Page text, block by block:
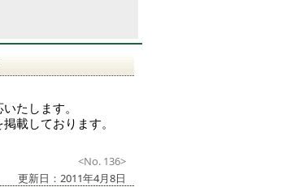
たします。
載しております。
<No. 136>
更新日：2011年4月8日